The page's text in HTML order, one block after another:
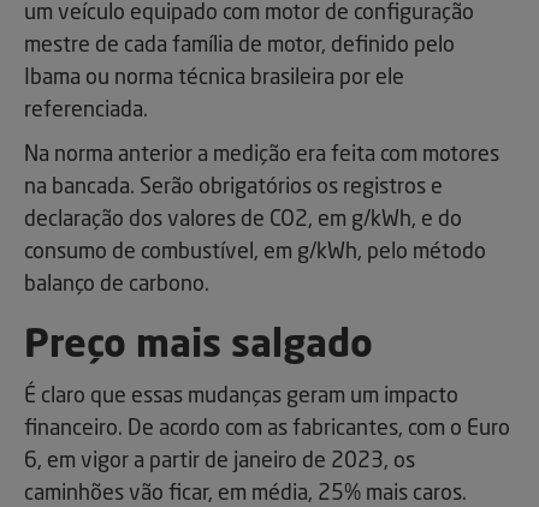
um veículo equipado com motor de configuração
mestre de cada família de motor, definido pelo
Ibama ou norma técnica brasileira por ele
referenciada.
Na norma anterior a medição era feita com motores
na bancada. Serão obrigatórios os registros e
declaração dos valores de CO2, em g/kWh, e do
consumo de combustível, em g/kWh, pelo método
balanço de carbono.
Preço mais salgado
É claro que essas mudanças geram um impacto
financeiro. De acordo com as fabricantes, com o Euro
6, em vigor a partir de janeiro de 2023, os
caminhões vão ficar, em média, 25% mais caros.